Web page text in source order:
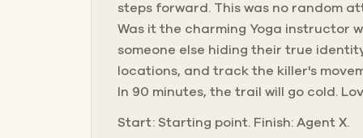
steps forward. This was no random
Was it the charming Yoga instructor
someone else hiding their true
locations, and track the killer's
In 90 minutes, the trail will go cold.
Start: Starting point. Finish: Agent X.